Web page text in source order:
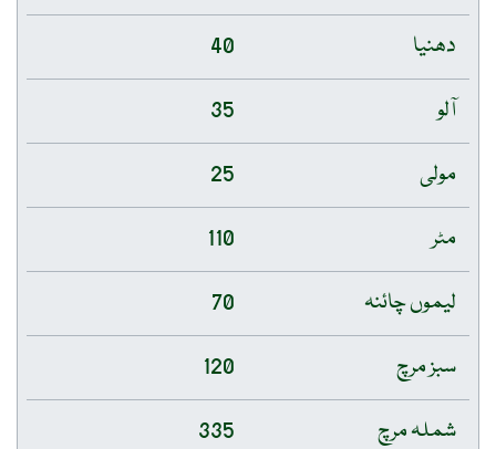
دھنیا
40
آلو
35
مولی
25
مٹر
110
لیموں چائنہ
70
سبز مرچ
120
شملہ مرچ
335